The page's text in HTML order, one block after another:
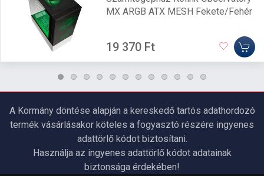
MX ARGB ATX MESH Fekete/Fehér
19 370 Ft
A Kormány döntése alapján a kereskedő tartós adathordozó
termék vásárlásakor köteles a fogyasztó részére ingyenes
adattörlő kódot biztosítani.
Használja az ingyenes adattörlő kódot adatainak
biztonsága érdekében!